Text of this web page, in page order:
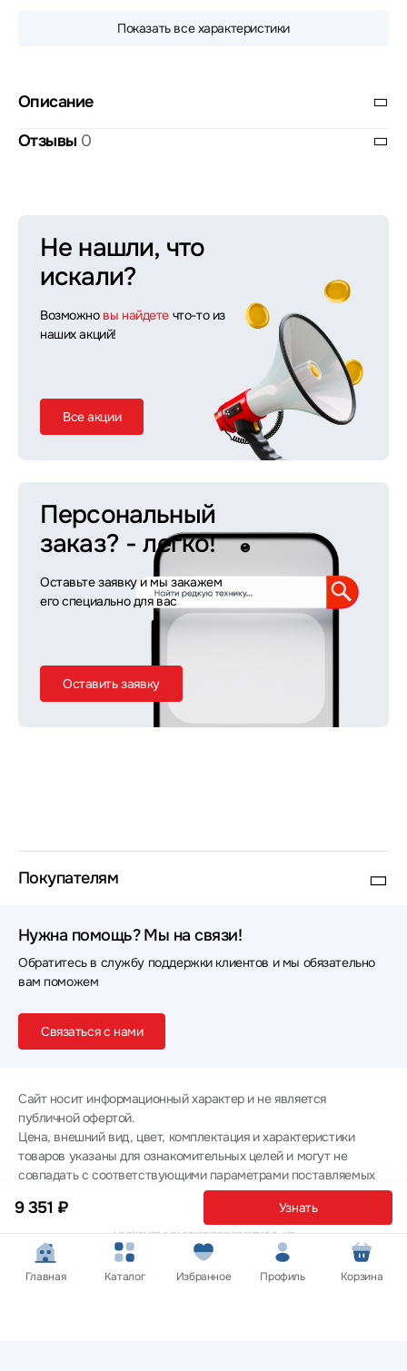
9 351 ₽ Узнать
Показать все характеристики
Описание
Отзывы 0
Не нашли, что
искали?
Возможно вы найдете что-то из
наших акций!
Все акции
Персональный
заказ? - легко!
Оставьте заявку и мы закажем
его специально для вас
Оставить заявку
Покупателям
Нужна помощь? Мы на связи!
Обратитесь в службу поддержки клиентов и мы обязательно
вам поможем
Связаться с нами
Сайт носит информационный характер и не является
публичной офертой.
Цена, внешний вид, цвет, комплектация и характеристики
товаров указаны для ознакомительных целей и могут не
совпадать с соответствующими параметрами поставляемых
товаров - уточняйте информацию у менеджера при
оформлении заказа.
Политика конфиденциальности
© 2012 — 2026 ООО «Эпл Тэк»
Главная Каталог Избранное Профиль Корзина